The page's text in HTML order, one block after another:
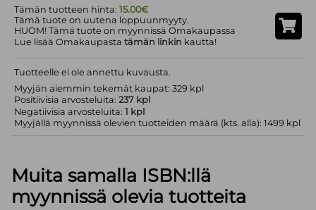
Tämän tuotteen hinta:15.00€
Tämä tuote on uutena loppuunmyyty.
HUOM! Tämä tuote on myynnissä Omakaupassa
Lue lisää Omakaupastatämän linkin kautta!
Tuotteelle ei ole annettu kuvausta.
Myyjän aiemmin tekemät kaupat: 329 kpl
Positiivisia arvosteluita:237 kpl
Negatiivisia arvosteluita:1 kpl
Myyjällä myynnissä olevien tuotteiden määrä (kts. alla): 1499 kpl
Muita samalla ISBN:llä
myynnissä olevia tuotteita